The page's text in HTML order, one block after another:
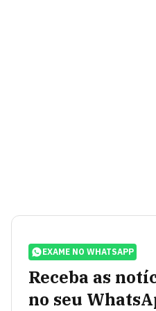
EXAME NO WHATSAPP
Receba as
no seu